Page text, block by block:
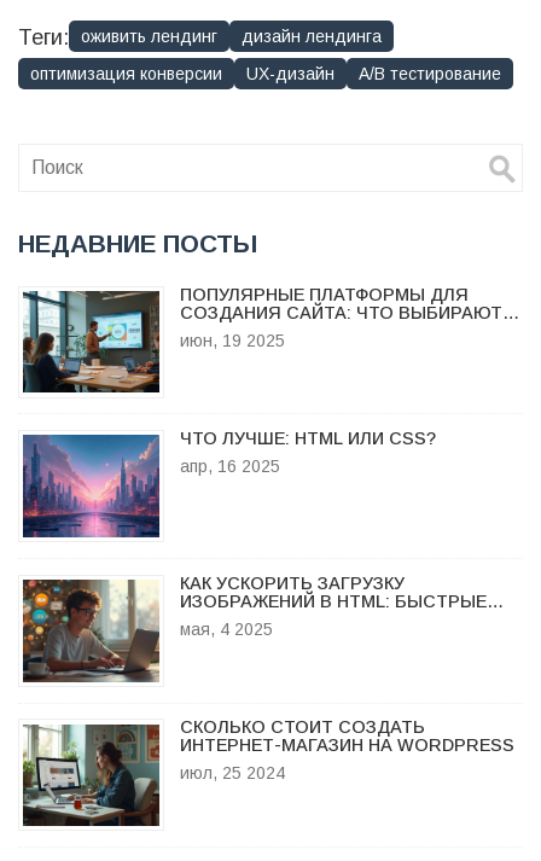
Теги: оживить лендинг
дизайн лендинга
оптимизация конверсии
UX-дизайн A/B тестирование
НЕДАВНИЕ ПОСТЫ
ПОПУЛЯРНЫЕ ПЛАТФОРМЫ ДЛЯ
СОЗДАНИЯ САЙТА: ЧТО ВЫБИРАЮТ В
июн, 19 2025
ЧТО ЛУЧШЕ: HTML ИЛИ CSS?
апр, 16 2025
КАК УСКОРИТЬ ЗАГРУЗКУ
ИЗОБРАЖЕНИЙ В HTML: БЫСТРЫЕ
МЕТОДЫ И СОВЕТЫ
мая, 4 2025
СКОЛЬКО СТОИТ СОЗДАТЬ
ИНТЕРНЕТ-МАГАЗИН НА WORDPRESS
июл, 25 2024